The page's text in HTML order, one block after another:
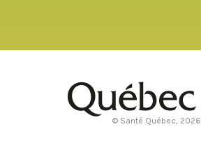
© Santé Québec, 2026